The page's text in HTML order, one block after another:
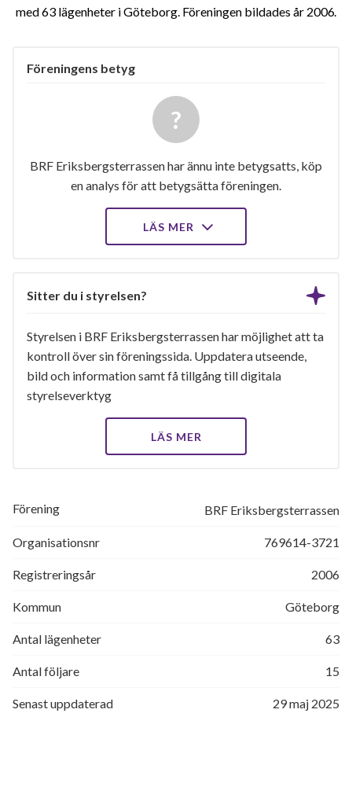
med 63 lägenheter i Göteborg. Föreningen bildades år 2006
Föreningens betyg
BRF Eriksbergsterrassen har ännu inte betygsatts, köp
en analys för att betygsätta föreningen.
LÄS MER
Sitter du i styrelsen?
Styrelsen i BRF Eriksbergsterrassen har möjlighet att ta
kontroll över sin föreningssida. Uppdatera utseende,
bild och information samt få tillgång till digitala
styrelseverktyg
LÄS MER
Förening BRF Eriksbergsterrassen
Organisationsnr 769614-3721
Registreringsår 2006
Kommun Göteborg
Antal lägenheter 63
Antal följare 15
Senast uppdaterad 29 maj 2025